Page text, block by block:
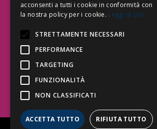
Segui lo Studio EDG sui social.
Invia messaggio
T. 06.3232914
info@edg.legal
acconsenti a tutti i cookie in conformità con
la nostra policy per i cookie. Leggi di più
STRETTAMENTE NECESSARI
PERFORMANCE
TARGETING
FUNZIONALITÀ
NON CLASSIFICATI
ACCETTA TUTTO RIFIUTA TUTTO